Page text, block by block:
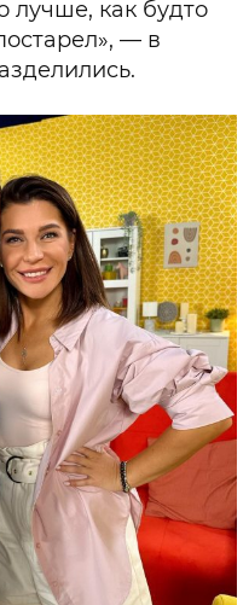
лучше, как будто
— в